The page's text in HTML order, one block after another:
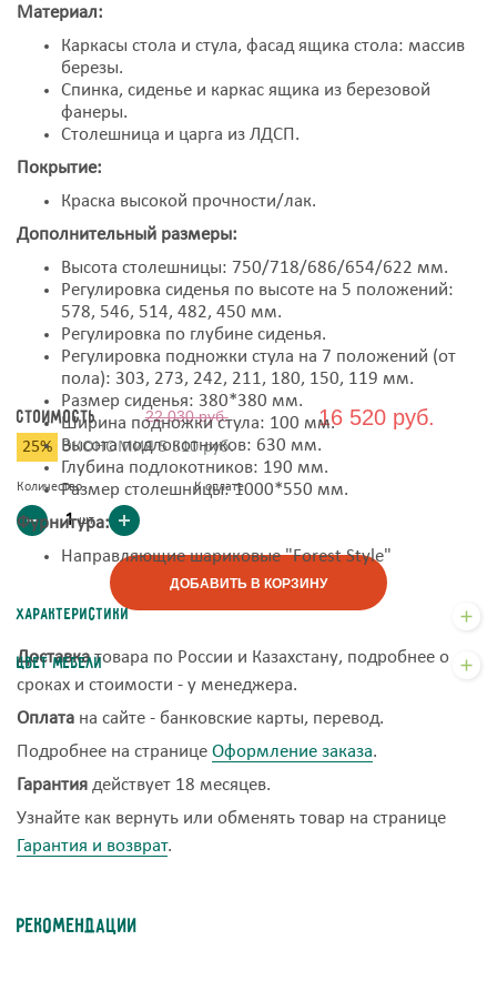
Стоимость 22 030 руб. 16 520 руб.
25% ЭКОНОМИЯ5 510 руб.
Количество
шт
К оплате
ДОБАВИТЬ В КОРЗИНУ
Доставкатовара по России и Казахстану, подробнее о
сроках и стоимости - у менеджера.
Оплата на сайте - банковские карты, перевод.
Подробнее на странице Оформление заказа.
Гарантия действует 18 месяцев.
Узнайте как вернуть или обменять товар на странице
Гарантия и возврат.
Материал:
Каркасы стола и стула, фасад ящика стола: массив
березы.
Спинка, сиденье и каркас ящика из березовой
фанеры.
Столешница и царга из ЛДСП.
Покрытие:
Краска высокой прочности/лак.
Дополнительный размеры:
Высота столешницы: 750/718/686/654/622 мм.
Регулировка сиденья по высоте на 5 положений:
578, 546, 514, 482, 450 мм.
Регулировка по глубине сиденья.
Регулировка подножки стула на 7 положений (от
пола): 303, 273, 242, 211, 180, 150, 119 мм.
Размер сиденья: 380*380 мм.
Ширина подножки стула: 100 мм.
Высота подлокотников: 630 мм.
Глубина подлокотников: 190 мм.
Размер столешницы: 1000*550 мм.
Фурнитура:
Направляющие шариковые "Forest Style"
Характеристики
Цвет мебели
Рекомендации